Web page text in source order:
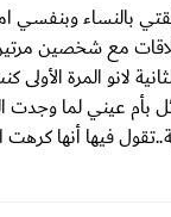
بالنساء وبنفسي
مع شخصين
لانو المرة
بأم عيني لما وجدت
فيها أنها كرهت